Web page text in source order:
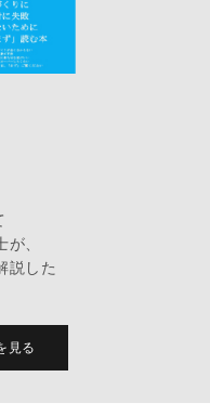
、
説した
見る